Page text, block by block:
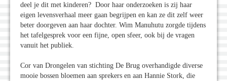
deel je dit met kinderen? Door haar onderzoeken is zij haar
eigen levensverhaal meer gaan begrijpen en kan ze dit zelf weer
beter doorgeven aan haar dochter. Wim Manuhutu zorgde tijdens
het tafelgesprek voor een fijne, open sfeer, ook bij de vragen
vanuit het publiek.
Cor van Drongelen van stichting De Brug overhandigde diverse
mooie bossen bloemen aan sprekers en aan Hannie Stork, die